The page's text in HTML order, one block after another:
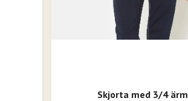
Skjorta med 3/4 ärm